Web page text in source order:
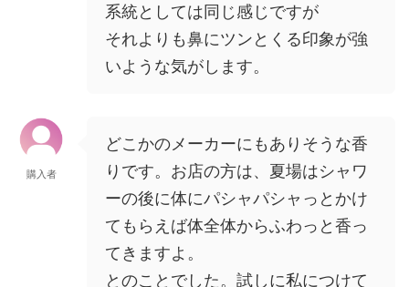
系統としては同じ感じですが
それよりも鼻にツンとくる印象が強
いような気がします。
購入者
どこかのメーカーにもありそうな香
りです。お店の方は、夏場はシャワ
ーの後に体にパシャパシャっとかけ
てもらえば体全体からふわっと香っ
てきますよ。
とのことでした。試しに私につけて